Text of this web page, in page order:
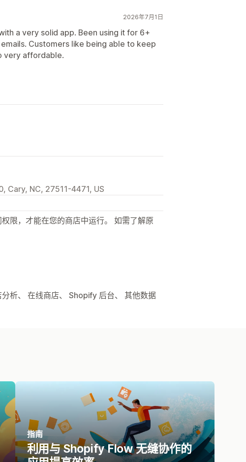
2026年7月1日
a very solid app. Been using it for 6+
Customers like being able to keep
very affordable.
Cary, NC, 27511-4471, US
限，才能在您的商店中运行。 如需了解原
析、 在线商店、 Shopify 后台、 其他数据
指南
利用与 Shopify Flow 无缝协作的